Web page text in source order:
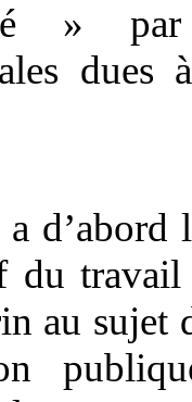
»
dues
d’abord
du
au sujet